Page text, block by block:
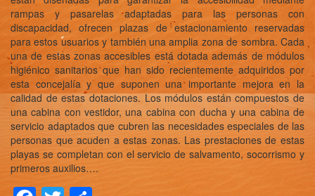
rampas y pasarelas adaptadas para las personas con
discapacidad, ofrecen plazas de estacionamiento reservadas
para estos usuarios y también una amplia zona de sombra. Cada
una de estas zonas accesibles está dotada además de módulos
higiénico sanitarios que han sido recientemente adquiridos por
esta concejalía y que suponen una importante mejora en la
calidad de estas dotaciones. Los módulos están compuestos de
una cabina con vestidor, una cabina con ducha y una cabina de
servicio adaptados que cubren las necesidades especiales de las
personas que acuden a estas zonas. Las prestaciones de estas
playas se completan con el servicio de salvamento, socorrismo y
primeros auxilios….